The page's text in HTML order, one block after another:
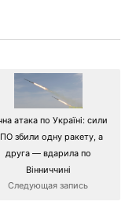
атака по Україні: сили
збили одну ракету, а
друга — вдарила по
Вінниччині
Следующая запись